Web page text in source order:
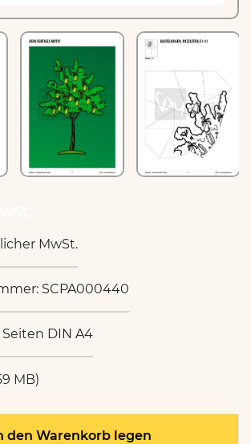
MwSt.
SCPA000440
Seiten DIN A4
MB)
den Warenkorb legen